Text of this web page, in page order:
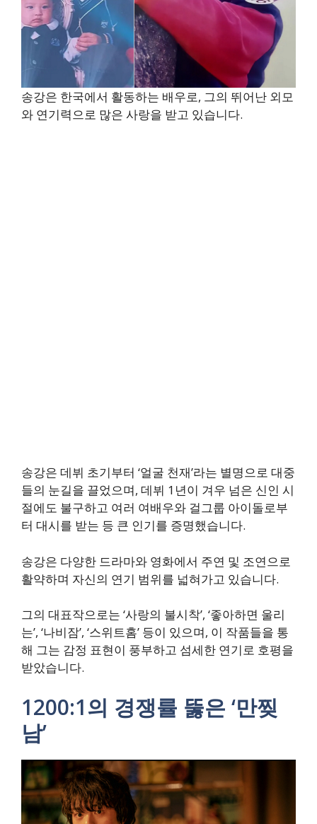
송강은 한국에서 활동하는 배우로, 그의 뛰어난 외모
와 연기력으로 많은 사랑을 받고 있습니다.
송강은 데뷔 초기부터 ‘얼굴 천재’라는 별명으로 대중
들의 눈길을 끌었으며, 데뷔 1년이 겨우 넘은 신인 시
절에도 불구하고 여러 여배우와 걸그룹 아이돌로부
터 대시를 받는 등 큰 인기를 증명했습니다.
송강은 다양한 드라마와 영화에서 주연 및 조연으로
활약하며 자신의 연기 범위를 넓혀가고 있습니다.
그의 대표작으로는 ‘사랑의 불시착’, ‘좋아하면 울리
는’, ‘나비잠’, ‘스위트홈’ 등이 있으며, 이 작품들을 통
해 그는 감정 표현이 풍부하고 섬세한 연기로 호평을
받았습니다.
1200:1의 경쟁률 뚫은 ‘만찢
남’